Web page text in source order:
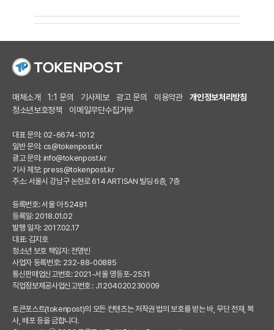
매체소개 1:1 문의 기사제보 광고 문의 이용약관
개인정보처리방침
청소년보호정책
이메일무단수집거부
대표 문의: 02-6674-1012
일반 문의: cs@tokenpost.kr
광고 문의: info@tokenpost.kr
기사 제보: press@tokenpost.kr
주소: 서울시 강남구 논현로 614 ARTISAN 빌딩 6층, 7층
등록번호: 서울 아 52481
등록일: 2018.01.02
발행 일자: 2017.02.17
대표: 김지호
청소년 보호 책임자: 전영빈
사업자 등록번호: 232-88-00885
통신판매업신고번호: 2021-서울 영등포-2531
직업정보제공사업신고번호 : J1204020230009
토큰포스트(tokenpost)의 모든 컨텐츠는 저작권 법의 보호를 받는 바, 무단 전재, 복
사, 배포 등을 금합니다.